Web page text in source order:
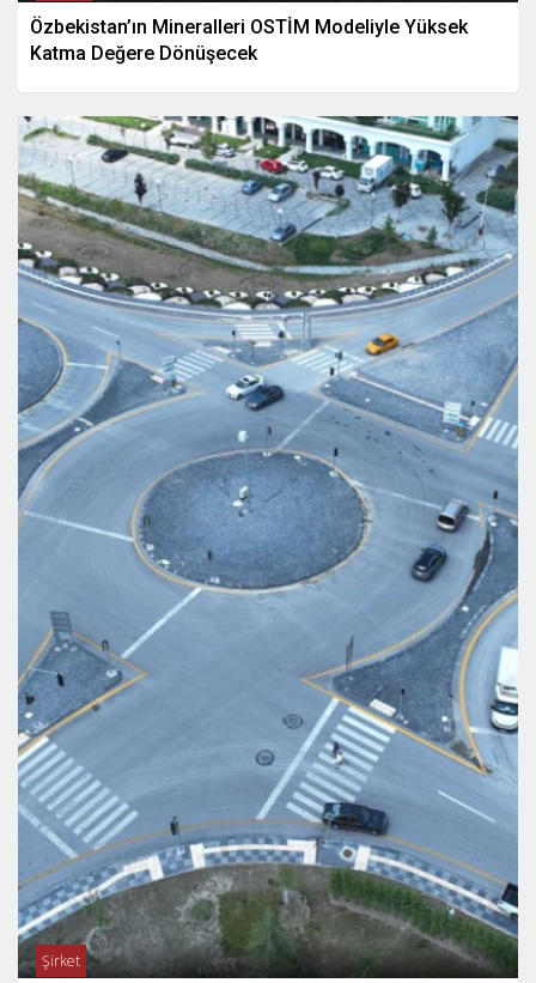
Özbekistan’ın Mineralleri OSTİM Modeliyle Yüksek
Katma Değere Dönüşecek
Şirket